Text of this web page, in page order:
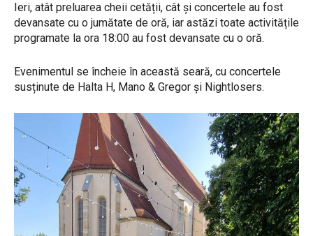
Ieri, atât preluarea cheii cetății, cât și concertele au fost
devansate cu o jumătate de oră, iar astăzi toate activitățile
programate la ora 18:00 au fost devansate cu o oră.
Evenimentul se încheie în această seară, cu concertele
susținute de Halta H, Mano & Gregor și Nightlosers.